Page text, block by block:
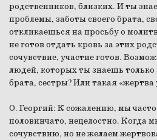
родственников, близких. И ты
проблемы, заботы своего брата,
откликаешься на просьбу о
не готов отдать кровь за этих
сочувствие, участие готов.
людей, которых ты знаешь только
брата, сестры? Или такая «жертва
О. Георгий: К сожалению, мы часто
половинчато, нецелостно. Когда
сочувствию, но не желаем